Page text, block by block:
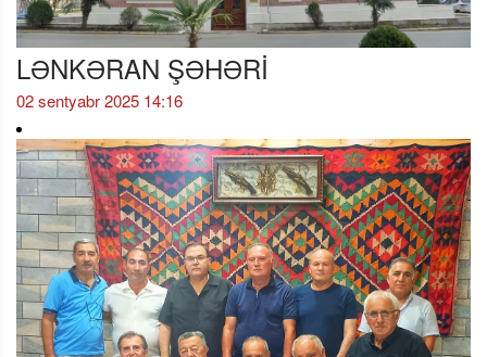
LƏNKƏRAN ŞƏHƏRİ
02 sentyabr 2025 14:16